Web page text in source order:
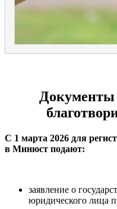
Документы
С 1 марта 2026 для
в Минюст подают:
заявление о
юридического лица